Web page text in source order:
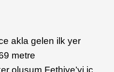
akla gelen ilk yer
metre
oluşum Fethiye’yi iç